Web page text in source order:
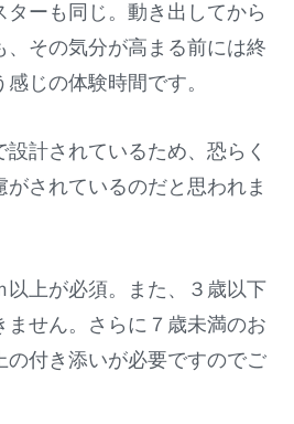
ーも同じ。動き出してから
、その気分が高まる前には終
じの体験時間です。
計されているため、恐らく
されているのだと思われま
以上が必須。また、３歳以下
せん。さらに７歳未満のお
の付き添いが必要ですのでご